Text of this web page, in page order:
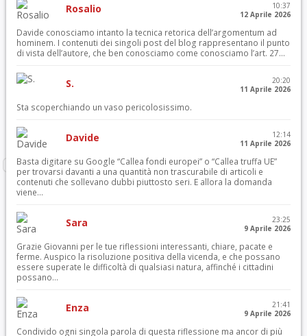
Rosalio
10:37
12 Aprile 2026
Davide conosciamo intanto la tecnica retorica dell’argomentum ad
hominem. I contenuti dei singoli post del blog rappresentano il punto
di vista dell’autore, che ben conosciamo come conosciamo l’art. 27...
S.
20:20
11 Aprile 2026
Sta scoperchiando un vaso pericolosissimo.
Davide
12:14
11 Aprile 2026
Basta digitare su Google “Callea fondi europei” o “Callea truffa UE”
per trovarsi davanti a una quantità non trascurabile di articoli e
contenuti che sollevano dubbi piuttosto seri. E allora la domanda
viene...
Sara
23:25
9 Aprile 2026
Grazie Giovanni per le tue riflessioni interessanti, chiare, pacate e
ferme. Auspico la risoluzione positiva della vicenda, e che possano
essere superate le difficoltà di qualsiasi natura, affinché i cittadini
possano...
Enza
21:41
9 Aprile 2026
Condivido ogni singola parola di questa riflessione ma ancor di più